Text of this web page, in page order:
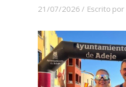
21/07/2026 Escrito por